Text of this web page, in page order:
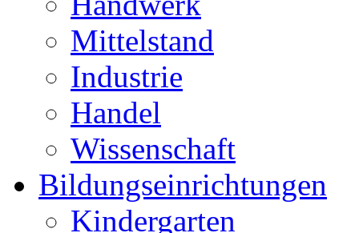
Mittelstand
Industrie
Handel
Wissenschaft
Bildungseinrichtungen
Kindergarten